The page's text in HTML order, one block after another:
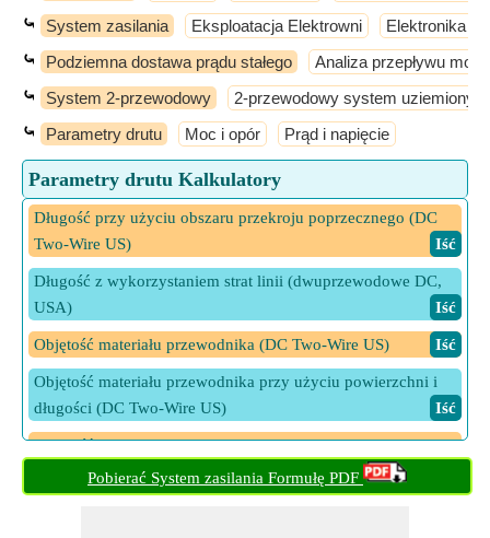
⤿ System zasilania Eksploatacja Elektrowni Elektronika
⤿ Podziemna dostawa prądu stałego Analiza przepływu mocy
⤿ System 2-przewodowy 2-przewodowy system uziemiony
⤿ Parametry drutu Moc i opór Prąd i napięcie
Parametry drutu Kalkulatory
Długość przy użyciu obszaru przekroju poprzecznego (DC
Two-Wire US)
​ Iść
Długość z wykorzystaniem strat linii (dwuprzewodowe DC,
USA)
​ Iść
Objętość materiału przewodnika (DC Two-Wire US) ​ Iść
Objętość materiału przewodnika przy użyciu powierzchni i
długości (DC Two-Wire US)
​ Iść
Objętość materiału przewodnika przy użyciu prądu obciążenia
(DC Two-Wire US)
Pobierać System zasilania Formułę PDF